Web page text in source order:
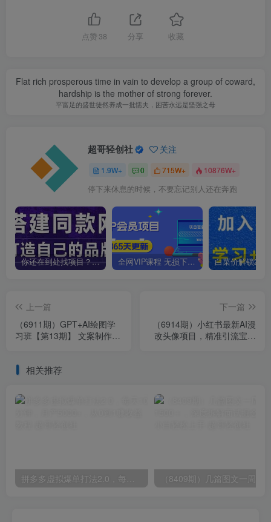
点赞 38 分享 收藏
Flat rich prosperous time in vain to develop a group of coward,
hardship is the mother of strong forever.
平富足的盛世徒然养成一批懦夫，困苦永远是坚强之母
超哥轻创社 关注
1.9W+ 0 715W+ 10876W+
停下来休息的时候，不要忘记别人还在奔跑
你还在到处找项目？还在当韭菜？我靠卖项目一个月收入5万+，曾经我也是个失败者。 全网VIP课程 无损下载~
上一篇
（6911期）GPT+AI绘图学
习班【第13期】 文案制作
下一篇
（6914期）小红书最新AI漫
改头像项目，精准引流宝妈
相关推荐